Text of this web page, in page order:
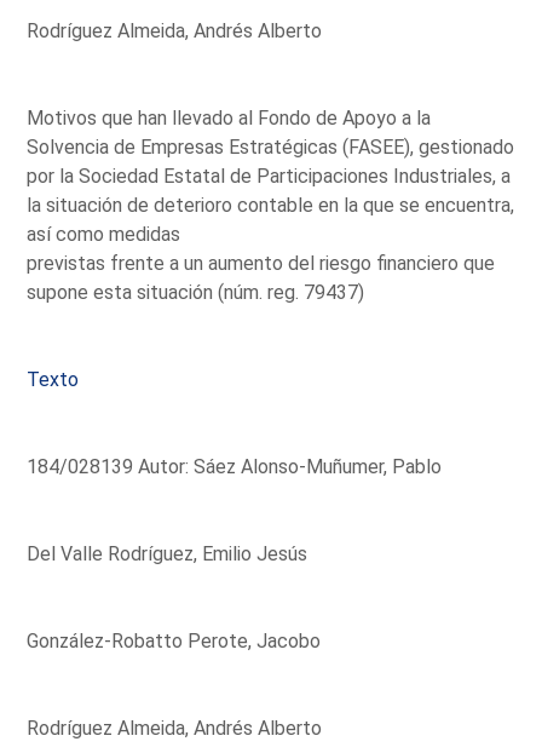
Rodríguez Almeida, Andrés Alberto
Motivos que han llevado al Fondo de Apoyo a la
Solvencia de Empresas Estratégicas (FASEE), gestionado
por la Sociedad Estatal de Participaciones Industriales, a
la situación de deterioro contable en la que se encuentra,
así como medidas
previstas frente a un aumento del riesgo financiero que
supone esta situación (núm. reg. 79437)
Texto
184/028139 Autor: Sáez Alonso-Muñumer, Pablo
Del Valle Rodríguez, Emilio Jesús
González-Robatto Perote, Jacobo
Rodríguez Almeida, Andrés Alberto